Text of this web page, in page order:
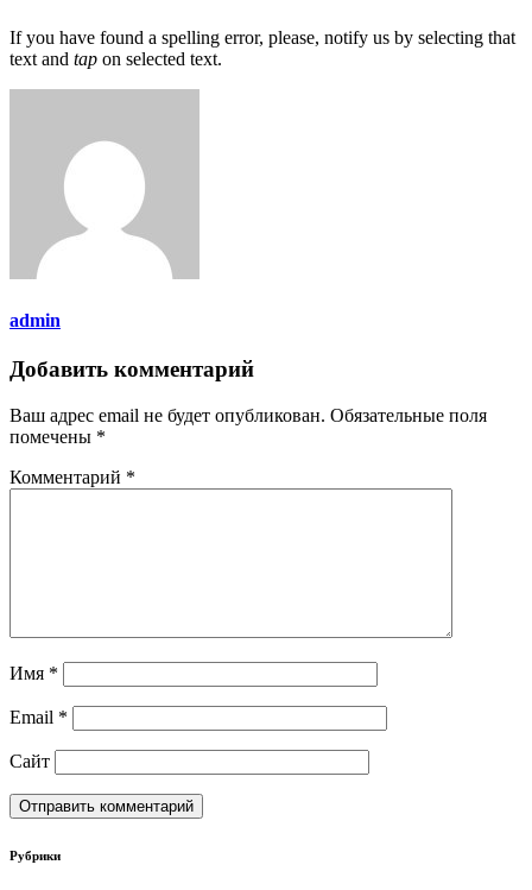
If you have found a spelling error, please, notify us by selecting that
text and tap on selected text.
admin
Добавить комментарий
Ваш адрес email не будет опубликован. Обязательные поля
помечены *
Комментарий *
Имя *
Email *
Сайт
Рубрики